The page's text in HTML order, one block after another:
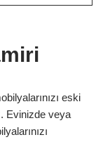
eski
Evinizde veya